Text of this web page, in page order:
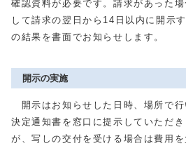
確認資料が必要です。請求があった
して請求の翌日から14日以内に開示
の結果を書面でお知らせします。
開示の実施
開示はお知らせした日時、場所で
決定通知書を窓口に提示していただ
が、写しの交付を受ける場合は費用を